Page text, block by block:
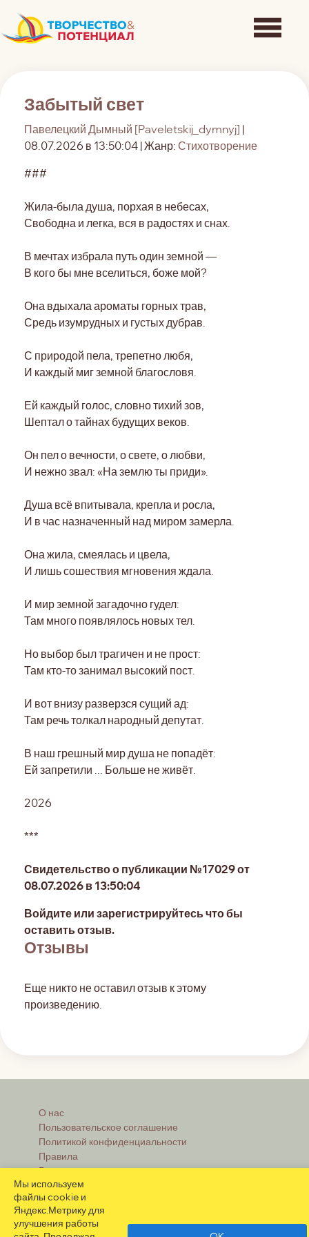
Забытый свет
Павелецкий Дымный [Paveletskij_dymnyj]
08.07.2026 в 13:50:04 | Жанр: Стихотворение
###
Жила-была душа, порхая в небесах,
Свободна и легка, вся в радостях и снах.
В мечтах избрала путь один земной —
В кого бы мне вселиться, боже мой?
Она вдыхала ароматы горных трав,
Средь изумрудных и густых дубрав.
С природой пела, трепетно любя,
И каждый миг земной благословя.
Ей каждый голос, словно тихий зов,
Шептал о тайнах будущих веков.
Он пел о вечности, о свете, о любви,
И нежно звал: «На землю ты приди».
Душа всё впитывала, крепла и росла,
И в час назначенный над миром замерла.
Она жила, смеялась и цвела,
И лишь сошествия мгновения ждала.
И мир земной загадочно гудел:
Там много появлялось новых тел.
Но выбор был трагичен и не прост:
Там кто-то занимал высокий пост.
И вот внизу разверзся сущий ад:
Там речь толкал народный депутат.
В наш грешный мир душа не попадёт:
Ей запретили ... Больше не живёт.
2026
***
Свидетельство о публикации №17029 от
08.07.2026 в 13:50:04
Войдите или зарегистрируйтесь что бы
оставить отзыв.
Отзывы
Еще никто не оставил отзыв к этому
произведению.
О нас
Пользовательское соглашение
Политикой конфиденциальности
Правила
Контакты
Мы используем
файлы cookie и
Яндекс.Метрику для
улучшения работы